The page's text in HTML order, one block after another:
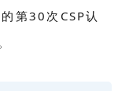
第30次CSP认